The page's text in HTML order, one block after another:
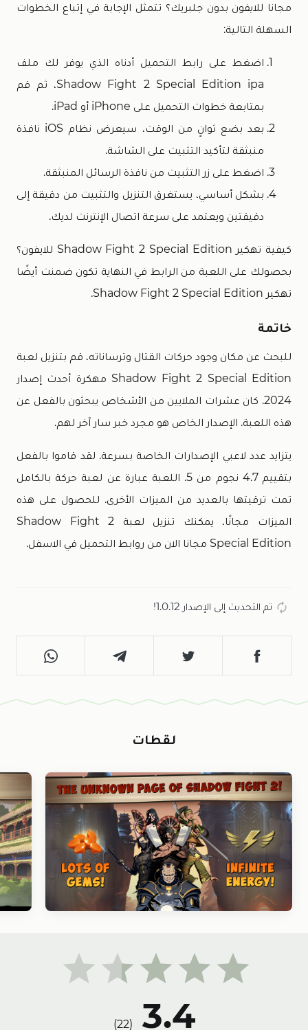
مجانا للايفون بدون جلبريك؟ تتمثل الإجابة في إتباع الخطوات
السهلة التالية:
اضغط على رابط التحميل أدناه الذي يوفر لك ملف
Shadow Fight 2 Special Edition ipa، ثم قم
بمتابعة خطوات التحميل على iPhone أو iPad.
بعد بضع ثوانٍ من الوقت، سيعرض نظام iOS نافذة
منبثقة لتأكيد التثبيت على الشاشة.
اضغط على زر التثبيت من نافذة الرسائل المنبثقة.
بشكل أساسي، يستغرق التنزيل والتثبيت من دقيقة إلى
دقيقتين ويعتمد على سرعة اتصال الإنترنت لديك.
كيفية تهكير Shadow Fight 2 Special Edition للايفون؟
بحصولك على اللعبة من الرابط في النهاية تكون ضمنت أيضًا
تهكير Shadow Fight 2 Special Edition.
خاتمة
للبحث عن مكان وجود حركات القتال وترساناته، قم بتنزيل لعبة
Shadow Fight 2 Special Edition مهكرة أحدث إصدار
2024. كان عشرات الملايين من الأشخاص يبحثون بالفعل عن
هذه اللعبة. الإصدار الخاص هو مجرد خبر سار آخر لهم.
يتزايد عدد لاعبي الإصدارات الخاصة بسرعة. لقد قاموا بالفعل
بتقييم 4.7 نجوم من 5. اللعبة عبارة عن لعبة حركة بالكامل
تمت ترقيتها بالعديد من الميزات الأخرى. للحصول على هذه
الميزات مجانًا، يمكنك تنزيل لعبة Shadow Fight 2
Special Edition مجانا الان من روابط التحميل في الاسفل.
تم التحديث إلى الإصدار 1.0.12!
3.4
(
22
)
لقطات